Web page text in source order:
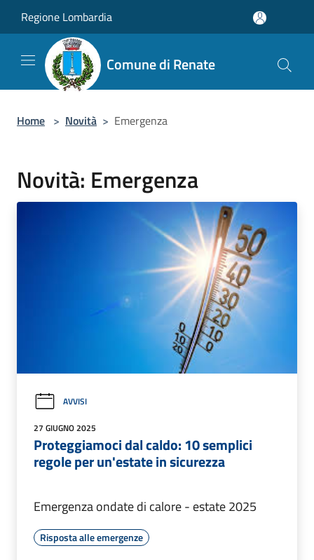
Regione Lombardia
Comune di Renate
Home > Novità > Emergenza
Novità: Emergenza
AVVISI
27 GIUGNO 2025
Proteggiamoci dal caldo: 10 semplici
regole per un'estate in sicurezza
Emergenza ondate di calore - estate 2025
Risposta alle emergenze